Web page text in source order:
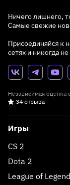
Ничего лишнего,
Самые свежие
Присоединяйся к
сетях и никогда
Независимая оценка
34 отзыва
Игры
CS 2
Dota 2
League of